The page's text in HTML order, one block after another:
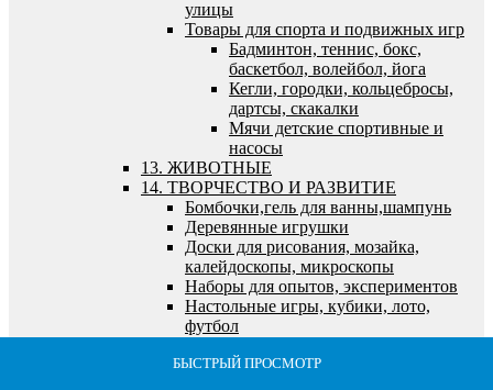
БЫСТРЫЙ ПРОСМОТР
БЫСТРЫЙ ПРОСМОТР
БЫСТРЫЙ ПРОСМОТР
БЫСТРЫЙ ПРОСМОТР
БЫСТРЫЙ ПРОСМОТР
улицы
Товары для спорта и подвижных игр
Бадминтон, теннис, бокс,
баскетбол, волейбол, йога
Кегли, городки, кольцебросы,
дартсы, скакалки
Мячи детские спортивные и
насосы
13. ЖИВОТНЫЕ
14. ТВОРЧЕСТВО И РАЗВИТИЕ
Бомбочки,гель для ванны,шампунь
Деревянные игрушки
Доски для рисования, мозайка,
калейдоскопы, микроскопы
Наборы для опытов, экспериментов
Настольные игры, кубики, лото,
футбол
экономические